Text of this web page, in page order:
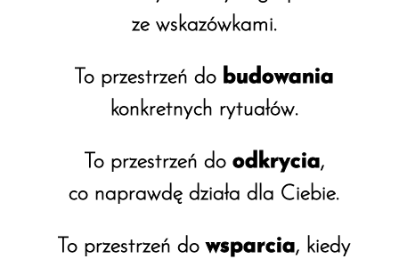
ze wskazówkami.
To przestrzeń do budowania
konkretnych rytuałów.
To przestrzeń do odkrycia,
co naprawdę działa dla Ciebie.
To przestrzeń dowsparcia, kiedy